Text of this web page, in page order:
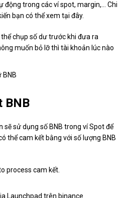
động trong các ví spot, margin,… Chi
​​bạn có thể xem tại đây.
chụp số dư trước khi đưa ra
muốn bỏ lỡ thì tài khoản lúc nào
BNB
sẽ sử dụng số BNB trong ví Spot để
thể cam kết bằng với số lượng BNB
process cam kết.